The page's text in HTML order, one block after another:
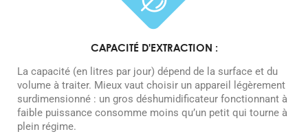
CAPACITÉ D'EXTRACTION :
La capacité (en litres par jour) dépend de la surface et du
volume à traiter. Mieux vaut choisir un appareil légèrement
surdimensionné : un gros déshumidificateur fonctionnant à
faible puissance consomme moins qu’un petit qui tourne à
plein régime.